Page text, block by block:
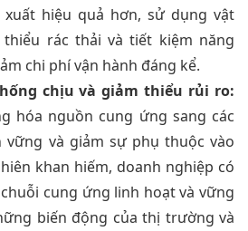
hiệu quả hơn, sử dụng vật
rác thải và tiết kiệm năng
chi phí vận hành đáng kể.
chịu và giảm thiểu rủi ro:
hóa nguồn cung ứng sang các
vững và giảm sự phụ thuộc vào
khan hiếm, doanh nghiệp có
cung ứng linh hoạt và vững
biến động của thị trường và